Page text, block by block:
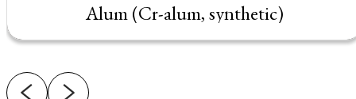
Alum (Cr-alum, synthetic)